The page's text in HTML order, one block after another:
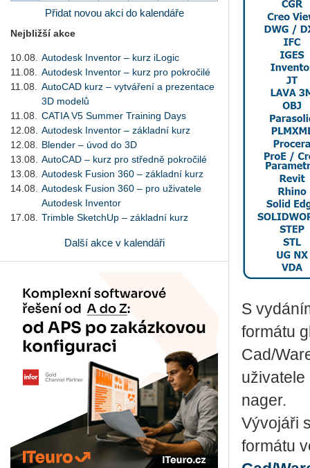
Přidat novou akci do kalendáře
Nejbližší akce
10.08.
Autodesk Inventor – kurz iLogic
11.08.
Autodesk Inventor – kurz pro pokročilé
11.08.
AutoCAD kurz – vytváření a prezentace
3D modelů
11.08.
CATIA V5 Summer Training Days
12.08.
Autodesk Inventor – základní kurz
12.08.
Blender – úvod do 3D
13.08.
AutoCAD – kurz pro středně pokročilé
13.08.
Autodesk Fusion 360 – základní kurz
14.08.
Autodesk Fusion 360 – pro uživatele
Autodesk Inventor
17.08.
Trimble SketchUp – základní kurz
Další akce v kalendáři
S
for­má­tu
Cad/
nager.
Vý­vo­já­ři
for­má­tu